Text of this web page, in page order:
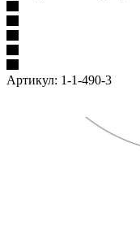
Артикул: 1-1-490-3